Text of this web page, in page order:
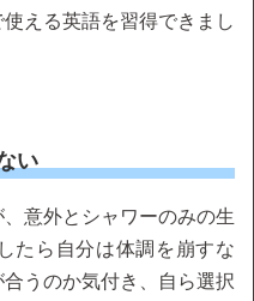
える英語を習得できまし
い
意外とシャワーのみの生
たら自分は体調を崩すな
うのか気付き、自ら選択